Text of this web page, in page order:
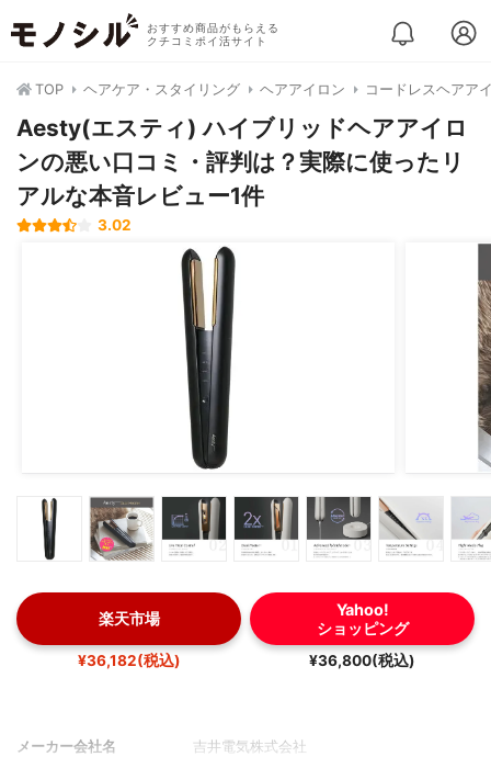
おすすめ商品がもらえる
クチコミポイ活サイト
TOP ヘアケア・スタイリング ヘアアイロン コードレスヘアア
Aesty(エスティ) ハイブリッドヘアアイロ
ンの悪い口コミ・評判は？実際に使ったリ
アルな本音レビュー1件
3.02
楽天市場
¥36,182(税込)
Yahoo!
ショッピング
¥36,800(税込)
メーカー会社名 吉井電気株式会社